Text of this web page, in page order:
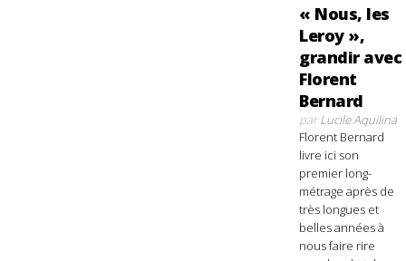
« Nous, les
Leroy »,
grandir avec
Florent
Bernard
parLucile Aquilina
Florent Bernard
livre ici son
premier long-
métrage après de
très longues et
belles années à
nous faire rire